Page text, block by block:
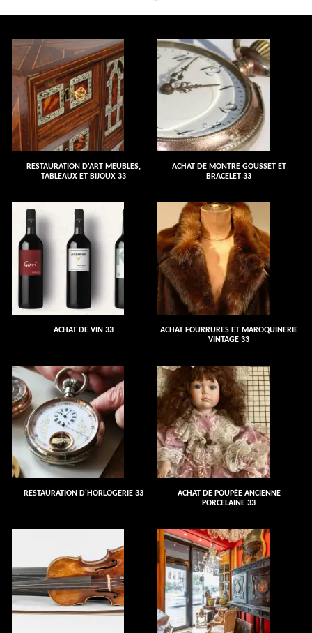
RESTAURATION D'ART MEUBLES,
TABLEAUX ET BIJOUX 33
ACHAT DE MONTRE GOUSSET ET
BRACELET 33
ACHAT DE VIN 33
ACHAT FOURRURES ET MAROQUINERIE
VINTAGE 33
RESTAURATION D'HORLOGERIE 33
ACHAT DE POUPÉE ANCIENNE
PORCELAINE 33